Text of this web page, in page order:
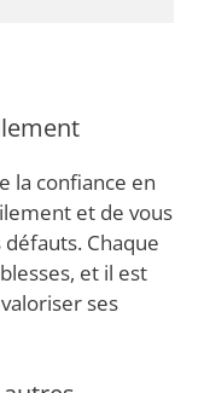
la confiance en
et de vous
Chaque
et il est
ses